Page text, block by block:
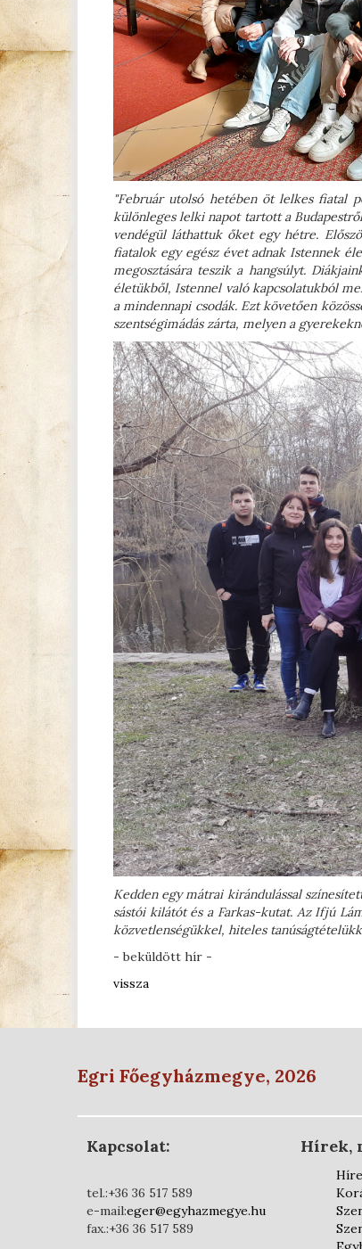
"Február utolsó hetében öt lelkes fiatal
különleges lelki napot tartott a
vendégül láthattuk őket egy hétre.
fiatalok egy egész évet adnak Istennek
megosztására teszik a hangsúlyt.
életükből, Istennel való kapcsolatukból
a mindennapi csodák. Ezt követően
szentségimádás zárta, melyen a
Kedden egy mátrai kirándulással
sástói kilátót és a Farkas-kutat. Az Ifjú
közvetlenségükkel, hiteles
- beküldött hír -
vissza
Egri Főegyházmegye, 2026
Kapcsolat:
tel.:+36 36 517 589
e-mail:eger@egyhazmegye.hu
fax.:+36 36 517 589
Hírek,